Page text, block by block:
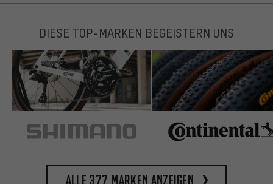
DIESE TOP-MARKEN BEGEISTERN UNS
Alle 377 Marken anzeigen